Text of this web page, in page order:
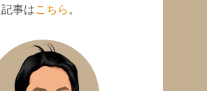
事はこちら。